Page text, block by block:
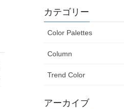
カテゴリー
Color Palettes
Column
Trend Color
アーカイブ